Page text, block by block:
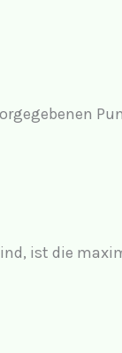
ist die